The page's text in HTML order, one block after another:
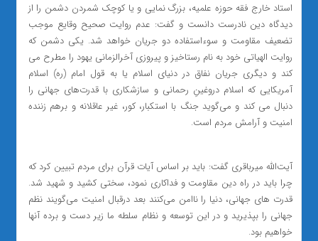
استاد خارج فقه حوزه علمیه، بزرگ نمایی و یا کوچک شمردن دشمن را از
دیدگاه دین نادرست دانست و گفت: عدم روایت صحیح وقایع موجب
تضعیف مقاومت و سوءاستفاده دو جریان خواهد شد. یکی دشمن که
روایت الهیاتی خود به نام رستاخیز و پیروزی آخرالزمانی یهود را مطرح می
کند و دیگری جریان نفاق در دنیای اسلام یا به قول امام (ره) اسلام
آمریکایی که اسلام دروغینِ رحمانی و سازشکاری با قدرت‌های جهانی را
دنبال می کند و می‌گوید جنگ با استکبار، کور، غیر عاقلانه و برهم زننده
امنیت و آرامش مردم است.
آیت‌الله میرباقری گفت: باید بر اساس آیات قرآن برای مردم تبیین کرد که
چرا باید در راه دین مقاومت و فداکاری نمود، سختی کشید و شهید شد.
قدرت های جهانی، دنیا را ناامن می‌کنند بعد درقبال امنیت می‌گویند نظم
جهانی را بپذیرید و در این توسعه و نظام سلطه ما زیر دست و برده آنها
خواهیم بود.